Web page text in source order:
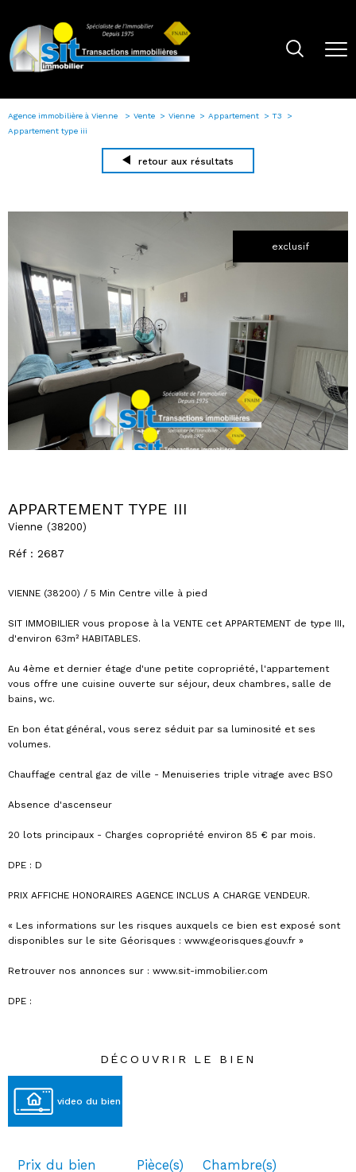
Agence immobilière à Vienne Vente Vienne Appartement
T3
Appartement type iii
retour aux résultats
exclusif
APPARTEMENT TYPE III
Vienne (38200)
Réf : 2687
VIENNE (38200) / 5 Min Centre ville à pied
SIT IMMOBILIER vous propose à la VENTE cet APPARTEMENT de type III,
d'environ 63m² HABITABLES.
Au 4ème et dernier étage d'une petite copropriété, l'appartement
vous offre une cuisine ouverte sur séjour, deux chambres, salle de
bains, wc.
En bon état général, vous serez séduit par sa luminosité et ses
volumes.
Chauffage central gaz de ville - Menuiseries triple vitrage avec BSO
Absence d'ascenseur
20 lots principaux - Charges copropriété environ 85 € par mois.
DPE : D
PRIX AFFICHE HONORAIRES AGENCE INCLUS A CHARGE VENDEUR.
« Les informations sur les risques auxquels ce bien est exposé sont
disponibles sur le site Géorisques : www.georisques.gouv.fr »
Retrouver nos annonces sur : www.sit-immobilier.com
DPE :
DÉCOUVRIR LE BIEN
video du bien
Prix du bien Pièce(s) Chambre(s)